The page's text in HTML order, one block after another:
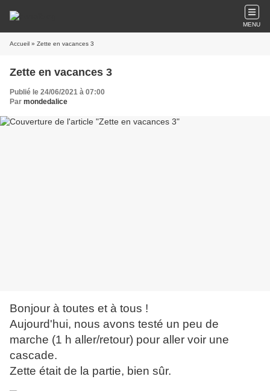
MENU
Accueil » Zette en vacances 3
Zette en vacances 3
Publié le 24/06/2021 à 07:00
Par mondedalice
Bonjour à toutes et à tous !
Aujourd'hui, nous avons testé un peu de
marche (1 h aller/retour) pour aller voir une
cascade.
Zette était de la partie, bien sûr.